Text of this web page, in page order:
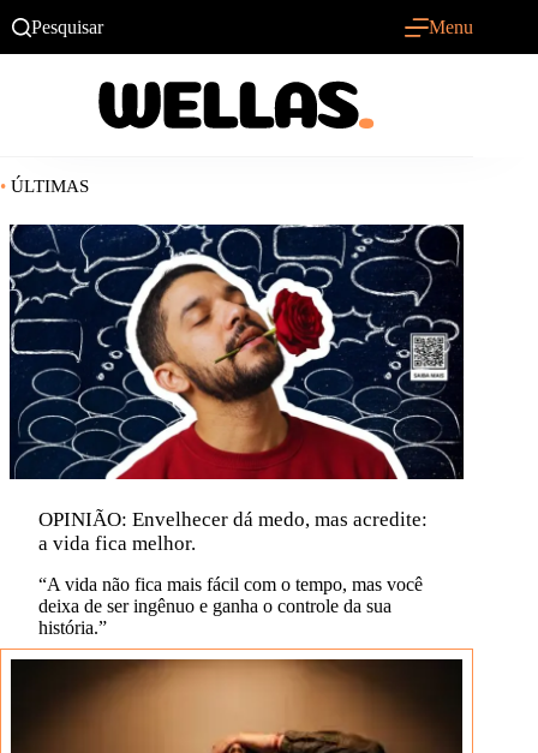
para
o
Pesquisar Menu
• ÚLTIMAS
OPINIÃO: Envelhecer dá medo, mas acredite:
a vida fica melhor.
“A vida não fica mais fácil com o tempo, mas você
deixa de ser ingênuo e ganha o controle da sua
história.”